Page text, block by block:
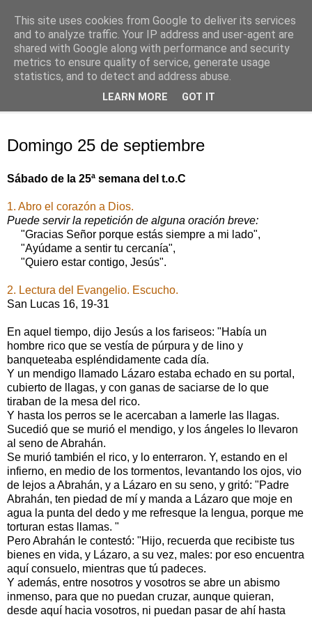
Oración personal
con el Evangelio de cada día
Domingo 25 de septiembre
Sábado de la 25ª semana del t.o.C
1. Abro el corazón a Dios.
Puede servir la repetición de alguna oración breve:
"Gracias Señor porque estás siempre a mi lado",
"Ayúdame a sentir tu cercanía",
"Quiero estar contigo, Jesús".
2. Lectura del Evangelio. Escucho.
San Lucas 16, 19-31
En aquel tiempo, dijo Jesús a los fariseos: "Había un
hombre rico que se vestía de púrpura y de lino y
banqueteaba espléndidamente cada día.
Y un mendigo llamado Lázaro estaba echado en su portal,
cubierto de llagas, y con ganas de saciarse de lo que
tiraban de la mesa del rico.
Y hasta los perros se le acercaban a lamerle las llagas.
Sucedió que se murió el mendigo, y los ángeles lo llevaron
al seno de Abrahán.
Se murió también el rico, y lo enterraron. Y, estando en el
infierno, en medio de los tormentos, levantando los ojos, vio
de lejos a Abrahán, y a Lázaro en su seno, y gritó: "Padre
Abrahán, ten piedad de mí y manda a Lázaro que moje en
agua la punta del dedo y me refresque la lengua, porque me
torturan estas llamas. "
Pero Abrahán le contestó: "Hijo, recuerda que recibiste tus
bienes en vida, y Lázaro, a su vez, males: por eso encuentra
aquí consuelo, mientras que tú padeces.
Y además, entre nosotros y vosotros se abre un abismo
inmenso, para que no puedan cruzar, aunque quieran,
desde aquí hacia vosotros, ni puedan pasar de ahí hasta
This site uses cookies from Google to deliver its services
and to analyze traffic. Your IP address and user-agent are
shared with Google along with performance and security
metrics to ensure quality of service, generate usage
statistics, and to detect and address abuse.
LEARN MORE GOT IT